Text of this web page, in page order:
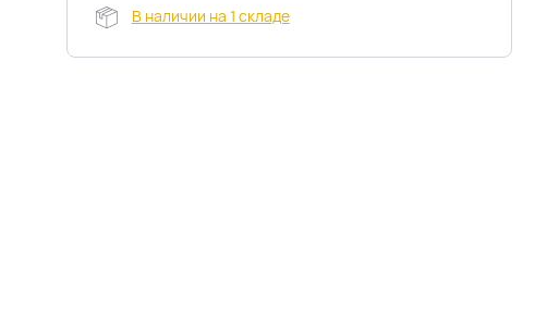
В наличии на 1 складе